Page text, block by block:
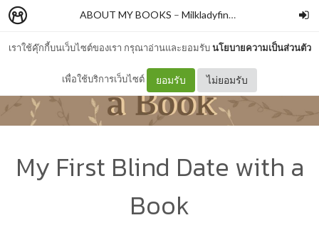
เราใช้คุ๊กกี้บนเว็บไซต์ของเรา กรุณาอ่านและยอมรับนโยบายความเป็นส่วนตัว
เพื่อใช้บริการเว็บไซต์ ยอมรับ ไม่ยอมรับ
ABOUT MY BOOKS – Milkladyfinger
My First Blind Date with a
Book